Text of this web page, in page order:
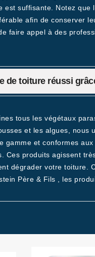
est suffisante. Notez
afin de conserver
faire appel à des
de toiture réussi
tous les végétaux
et les algues, nous
gamme et conformes
Ces produits agissent
dégrader votre toiture.
Père & Fils , les